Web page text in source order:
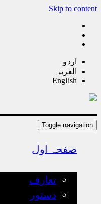
Skip to content
اردو
العربیہ
English
Toggle navigation
صفحہ اول
تعارف
دستور